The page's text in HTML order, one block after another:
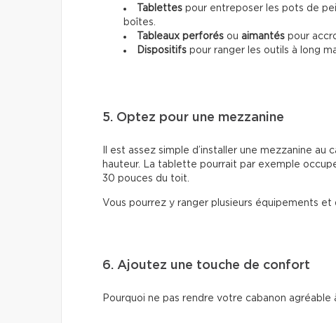
Tablettes pour entreposer les pots de
boîtes.
Tableaux perforés ou aimantés pour
Dispositifs pour ranger les outils à long
5. Optez pour une mezzanine
Il est assez simple d’installer une mezzanine
hauteur. La tablette pourrait par exemple
30 pouces du toit.
Vous pourrez y ranger plusieurs équipements et
6. Ajoutez une touche de confort
Pourquoi ne pas rendre votre cabanon agréable